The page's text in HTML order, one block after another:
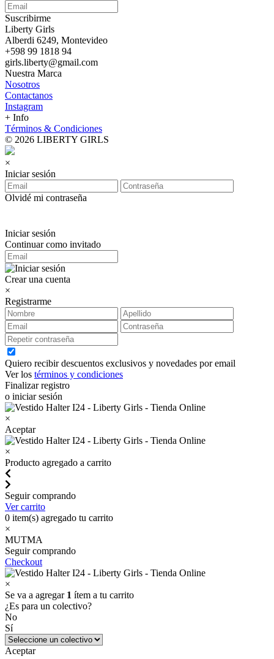
Suscribirme
Liberty Girls
Alberdi 6249, Montevideo
+598 99 1818 94
girls.liberty@gmail.com
Nuestra Marca
Nosotros
Contactanos
Instagram
+ Info
Términos & Condiciones
© 2026 LIBERTY GIRLS
×
Iniciar sesión
Olvidé mi contraseña
Iniciar sesión
Continuar como invitado
Crear una cuenta
×
Registrarme
Quiero recibir descuentos exclusivos y novedades por email
Ver los términos y condiciones
Finalizar registro
o iniciar sesión
×
Aceptar
×
Producto agregado a carrito
Seguir comprando
Ver carrito
0 item(s) agregado tu carrito
×
MUTMA
Seguir comprando
Checkout
×
Se va a agregar 1 ítem a tu carrito
¿Es para un colectivo?
No
Sí
Aceptar